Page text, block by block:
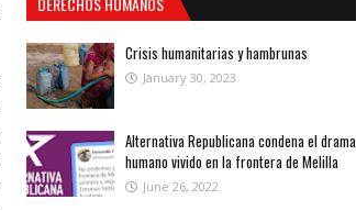
Crisis humanitarias y hambrunas
January 30, 2023
Alternativa Republicana condena el drama
humano vivido en la frontera de Melilla
June 26, 2022